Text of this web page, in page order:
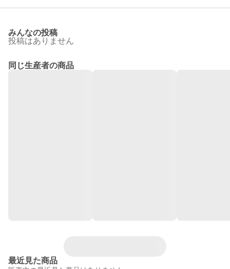
みんなの投稿
投稿はありません
同じ生産者の商品
最近見た商品